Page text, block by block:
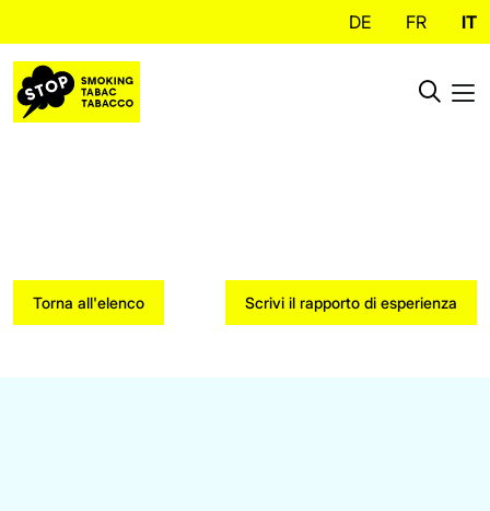
DE FR IT
Torna all'elenco Scrivi il rapporto di esperienza